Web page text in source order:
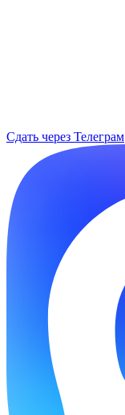
Сдать через Телеграм